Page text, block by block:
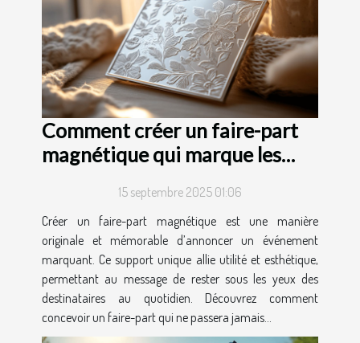
Comment créer un faire-part
magnétique qui marque les
15 septembre 2025 01:06
Créer un faire-part magnétique est une manière
originale et mémorable d’annoncer un événement
marquant. Ce support unique allie utilité et esthétique,
permettant au message de rester sous les yeux des
destinataires au quotidien. Découvrez comment
concevoir un faire-part qui ne passera jamais...